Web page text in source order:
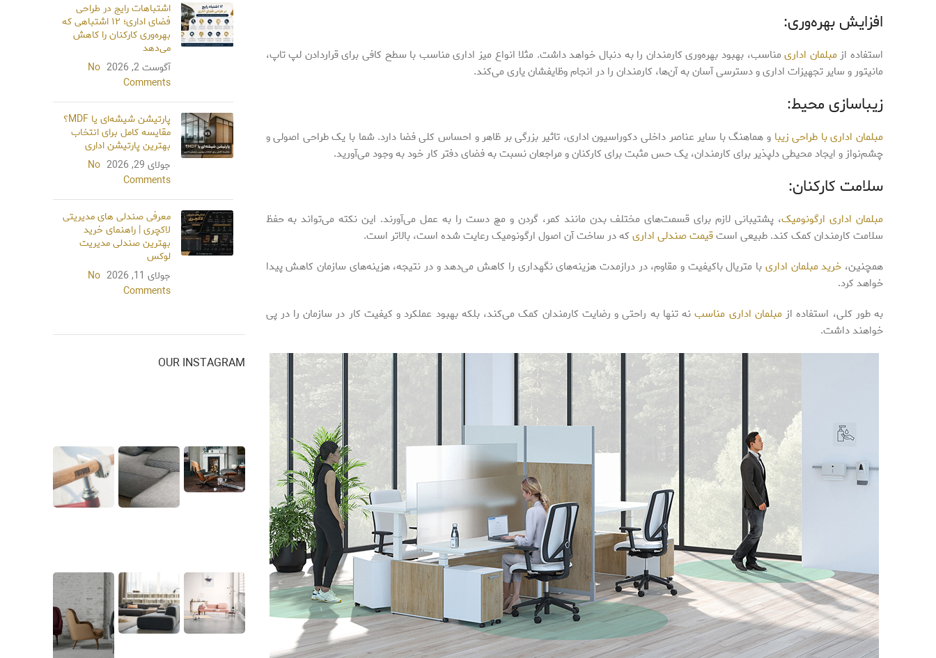
افزایش بهره‌وری:
استفاده ازمبلمان اداریمناسب، بهبود بهره‌وری کارمندان را به دنبال خواهد داشت. مثلا انواع میز اداری مناسب با سطح کافی برای قراردادن لپ تاپ،
مانیتور و سایر تجهیزات اداری و دسترسی آسان به آن‌ها، کارمندان را در انجام وظایفشان یاری می‌کند.
زیباسازی محیط:
مبلمان اداری با طراحی زیبا و هماهنگ با سایر عناصر داخلی دکوراسیون اداری، تاثیر بزرگی بر ظاهر و احساس کلی فضا دارد. شما با یک طراحی اصولی و
چشم‌نواز و ایجاد محیطی دلپذیر برای کارمندان، یک حس مثبت برای کارکنان و مراجعان نسبت به فضای دفتر کار خود به وجود می‌آورید.
سلامت کارکنان:
مبلمان اداری ارگونومیک، پشتیبانی لازم برای قسمت‌های مختلف بدن مانند کمر، گردن و مچ دست را به عمل می‌آورند. این نکته می‌تواند به حفظ
سلامت کارمندان کمک کند. طبیعی استقیمت صندلی اداری که در ساخت آن اصول ارگونومیک رعایت شده است، بالاتر است.
همچنین، خرید مبلمان اداری با متریال باکیفیت و مقاوم، در درازمدت هزینه‌های نگهداری را کاهش می‌دهد و در نتیجه، هزینه‌های سازمان کاهش پیدا
خواهد کرد.
به طور کلی، استفاده ازمبلمان اداری مناسبنه تنها به راحتی و رضایت کارمندان کمک می‌کند، بلکه بهبود عملکرد و کیفیت کار در سازمان را در پی
خواهند داشت.
اشتباهات رایج در طراحی
فضای اداری؛ ۱۲ اشتباهی که
بهره‌وری کارکنان را کاهش
می‌دهد
آگوست 2, 2026
No
Comments
پارتیشن شیشه‌ای یا MDF؟
مقایسه کامل برای انتخاب
بهترین پارتیشن اداری
جولای 29, 2026
No
Comments
معرفی صندلی‌ های مدیریتی
لاکچری | راهنمای خرید
بهترین صندلی مدیریت
لوکس
جولای 11, 2026
No
Comments
OUR INSTAGRAM